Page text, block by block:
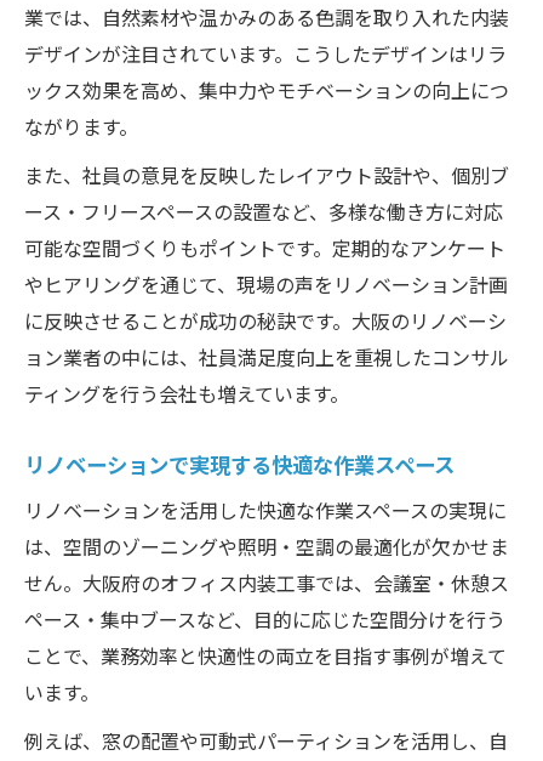
業では、自然素材や温かみのある色調を取り入れた内装
デザインが注目されています。こうしたデザインはリラ
ックス効果を高め、集中力やモチベーションの向上につ
ながります。
また、社員の意見を反映したレイアウト設計や、個別ブ
ース・フリースペースの設置など、多様な働き方に対応
可能な空間づくりもポイントです。定期的なアンケート
やヒアリングを通じて、現場の声をリノベーション計画
に反映させることが成功の秘訣です。大阪のリノベーシ
ョン業者の中には、社員満足度向上を重視したコンサル
ティングを行う会社も増えています。
リノベーションで実現する快適な作業スペース
リノベーションを活用した快適な作業スペースの実現に
は、空間のゾーニングや照明・空調の最適化が欠かせま
せん。大阪府のオフィス内装工事では、会議室・休憩ス
ペース・集中ブースなど、目的に応じた空間分けを行う
ことで、業務効率と快適性の両立を目指す事例が増えて
います。
例えば、窓の配置や可動式パーティションを活用し、自